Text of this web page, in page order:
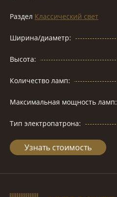
Раздел Классический свет
Ширина/диаметр:
Высота:
Количество ламп:
Максимальная мощность ламп:
Тип электропатрона:
Узнать стоимость